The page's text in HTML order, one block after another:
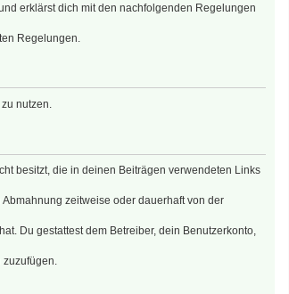
erklärst dich mit den nachfolgenden Regelungen
Regelungen.
nutzen.
besitzt, die in deinen Beiträgen verwendeten Links
zeitweise oder dauerhaft von der
Du gestattest dem Betreiber, dein Benutzerkonto,
zuzufügen.